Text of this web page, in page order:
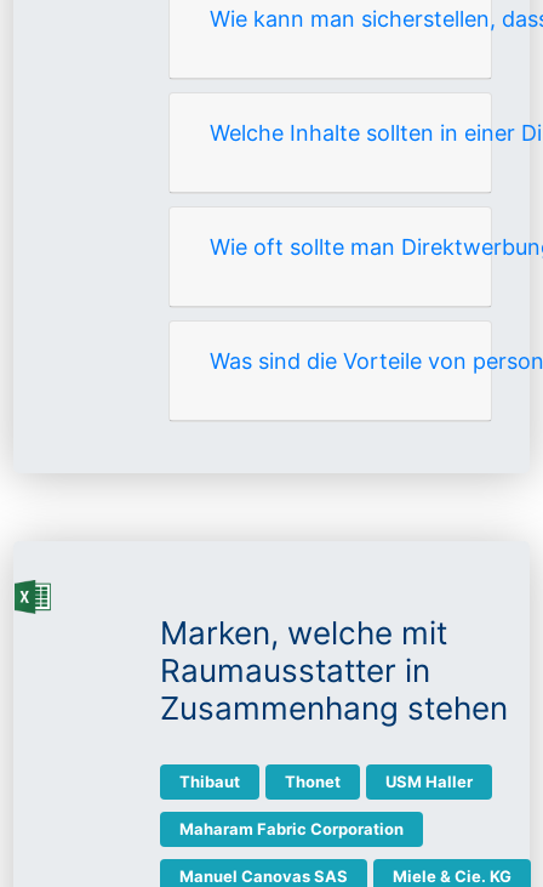
Wie kann man sicherstellen,
Welche Inhalte sollten in einer
Wie oft sollte man
Was sind die Vorteile von
Marken, welche mit
Raumausstatter in
Zusammenhang stehen
Thibaut Thonet USM Haller
Maharam Fabric Corporation
Manuel Canovas SAS Miele & Cie. KG